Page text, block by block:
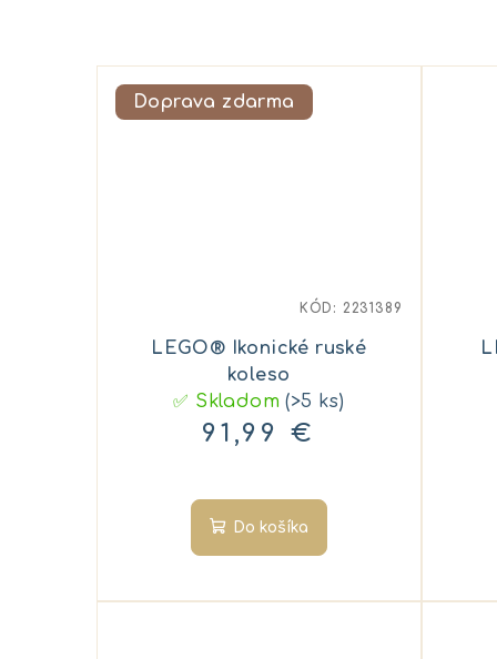
Doprava zdarma
LEGO® Ikonické ruské
koleso
✅ Skladom(>5 ks)
91,99 €
Do košíka
KÓD: 2231389